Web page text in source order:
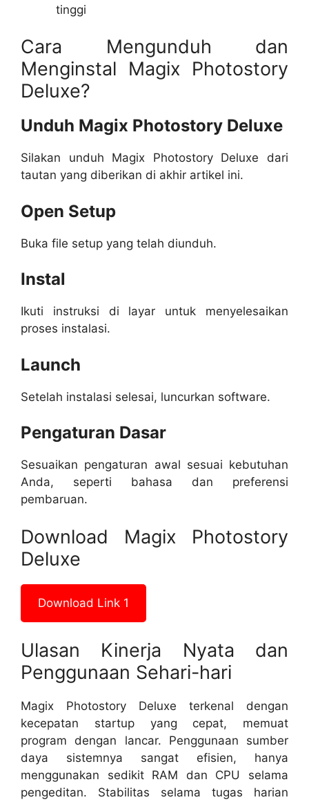
tinggi
Cara Mengunduh dan
Menginstal Magix Photostory
Deluxe?
Unduh Magix Photostory Deluxe
Silakan unduh Magix Photostory Deluxe dari
tautan yang diberikan di akhir artikel ini.
Open Setup
Buka file setup yang telah diunduh.
Instal
Ikuti instruksi di layar untuk menyelesaikan
proses instalasi.
Launch
Setelah instalasi selesai, luncurkan software.
Pengaturan Dasar
Sesuaikan pengaturan awal sesuai kebutuhan
Anda, seperti bahasa dan preferensi
pembaruan.
Download Magix Photostory
Deluxe
Download Link 1
Ulasan Kinerja Nyata dan
Penggunaan Sehari-hari
Magix Photostory Deluxe terkenal dengan
kecepatan startup yang cepat, memuat
program dengan lancar. Penggunaan sumber
daya sistemnya sangat efisien, hanya
menggunakan sedikit RAM dan CPU selama
pengeditan. Stabilitas selama tugas harian